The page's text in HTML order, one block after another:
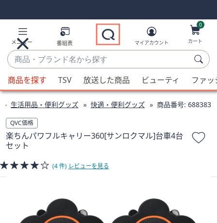
Links
Links2
メニュー 番組表
商
品・
ブ
ラ
ン
名
か
ら
探
す
候
補
利
用
可
能
場
マイアカウント
0
カート
商品を探す TSV 放送した商品 ビューティ ファ
生活用品・便利グッズ 快適・便利グッズ 商品番号: 688383
QVC価格
楽ちんパワフルキャリー360[サンロクマル]台車4台
セット
(4 件) レビューを見る